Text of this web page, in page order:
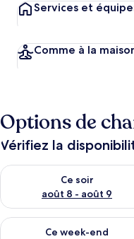
Services et
Comme à la
Options de
Vérifiez la
Ce soir
août 8 - août 9
Vérifier la disponibilité
Ce week-end
Vérifier la disponibilité